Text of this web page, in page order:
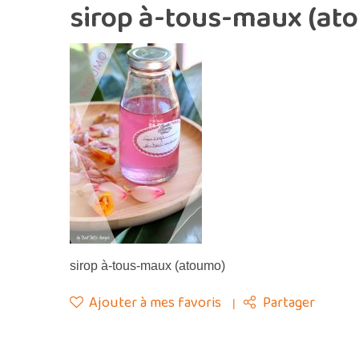
sirop à-tous-maux
sirop à-tous-maux (atoumo)
Ajouter à mes favoris Partager